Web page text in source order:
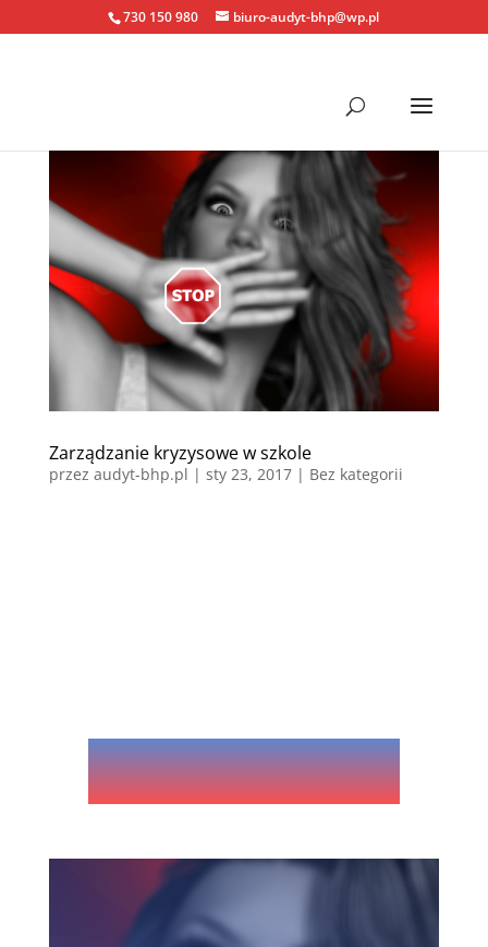
730 150 980 biuro-audyt-bhp@wp.pl
Zarządzanie kryzysowe w szkole
przez audyt-bhp.pl | sty 23, 2017| Bez kategorii